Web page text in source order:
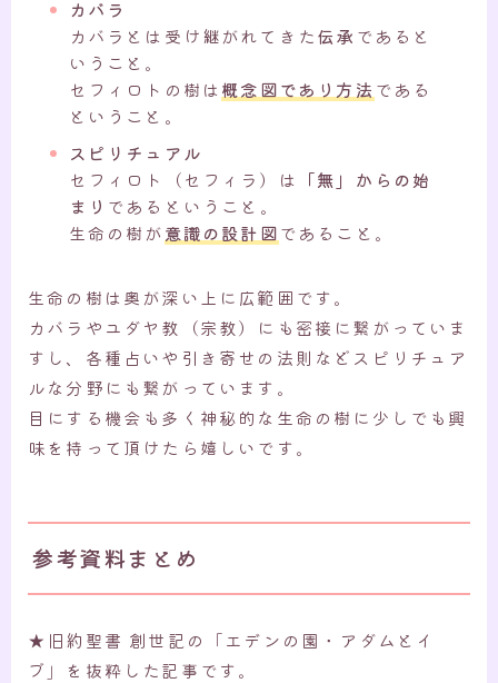
カバラ
カバラとは受け継がれてきた伝承 であると
いうこと。
セフィロトの樹は概念図であり方法 である
ということ。
スピリチュアル
セフィロト（セフィラ）は 「無」からの始
まり であるということ。
生命の樹が意識の設計図であること。
生命の樹は奥が深い上に広範囲です。
カバラやユダヤ教（宗教）にも密接に繋がっていま
すし、各種占いや引き寄せの法則などスピリチュア
ルな分野にも繋がっています。
目にする機会も多く神秘的な生命の樹に少しでも興
味を持って頂けたら嬉しいです。
参考資料まとめ
★旧約聖書 創世記の「エデンの園・アダムとイ
ブ」を抜粋した記事です。